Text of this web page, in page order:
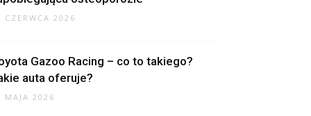
CZERWCA 2026
Gazoo Racing – co to takiego?
auta oferuje?
MAJA 2026